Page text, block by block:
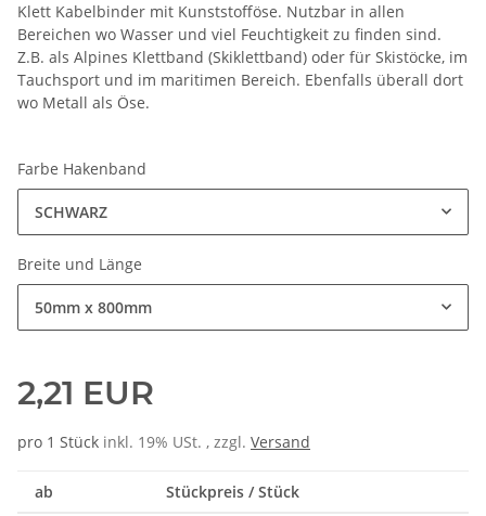
Klett Kabelbinder mit Kunststofföse. Nutzbar in allen
Bereichen wo Wasser und viel Feuchtigkeit zu finden sind.
Z.B. als Alpines Klettband (Skiklettband) oder für Skistöcke, im
Tauchsport und im maritimen Bereich. Ebenfalls überall dort
wo Metall als Öse.
Farbe Hakenband
SCHWARZ
Breite und Länge
50mm x 800mm
2,21 EUR
pro 1 Stück inkl. 19% USt. , zzgl. Versand
ab Stückpreis / Stück